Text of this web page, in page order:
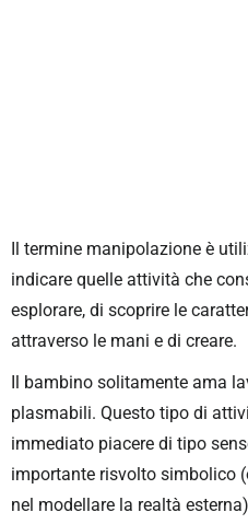
Il termine manipolazione è
indicare quelle attività che
esplorare, di scoprire le
attraverso le mani e di creare.
Il bambino solitamente ama
plasmabili. Questo tipo di
immediato piacere di tipo
importante risvolto simbolico
nel modellare la realtà